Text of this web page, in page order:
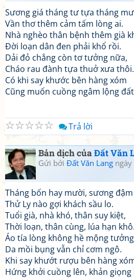
Sương giá tháng tư tựa tháng
Vần thơ thêm cảm tấm lòng ai.
Nhà nghèo thân bệnh thêm già
Đời loạn dân đen phải khổ rồi.
Dải đỏ chẳng còn tơ tưởng nữa,
Cháo rau đành tựa thuở xưa thôi.
Có khi say khước bên hàng xóm
Cũng muốn cuồng ngâm lộng
☆
☆
☆
☆
☆ Trả lời
Bản dịch củaĐất Văn
Gửi bởi Đất Văn Lang
Tháng bốn hay mười, sương
Thử Ly nào gợi khách sầu lo.
Tuổi già, nhà khó, thân suy kiệt,
Thời loạn, thân cùng, lúa hạn khô.
Áo tía lòng không hề mộng
Da mồi bụng vẫn chỉ cơm ngô.
Khi say khướt rượu bên hàng
Hứng khởi cuồng lên, khản giọng